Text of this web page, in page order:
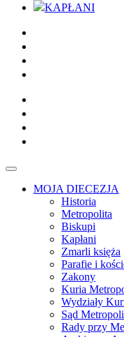
KAPŁANI
MOJA DIECEZJA
Historia
Metropolita
Biskupi
Kapłani
Zmarli księża
Parafie i
Zakony
Kuria
Wydziały
Sąd
Rady przy